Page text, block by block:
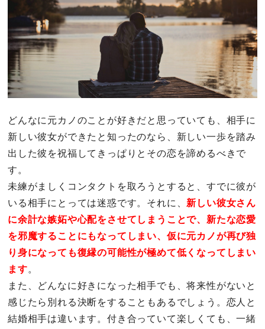
どんなに元カノのことが好きだと思っていても、相手に
新しい彼女ができたと知ったのなら、新しい一歩を踏み
出した彼を祝福してきっぱりとその恋を諦めるべきで
す。
未練がましくコンタクトを取ろうとすると、すでに彼が
いる相手にとっては迷惑です。それに、新しい彼女さん
に余計な嫉妬や心配をさせてしまうことで、新たな恋愛
を邪魔することにもなってしまい、仮に元カノが再び独
り身になっても復縁の可能性が極めて低くなってしまい
ます。
また、どんなに好きになった相手でも、将来性がないと
感じたら別れる決断をすることもあるでしょう。恋人と
結婚相手は違います。付き合っていて楽しくても、一緒